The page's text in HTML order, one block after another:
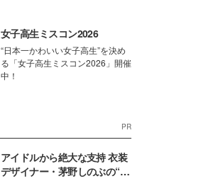
女子高生ミスコン2026
“日本一かわいい女子高生”を決め
る「女子高生ミスコン2026」開催
中！
PR
アイドルから絶大な支持 衣装
デザイナー・茅野しのぶの“可